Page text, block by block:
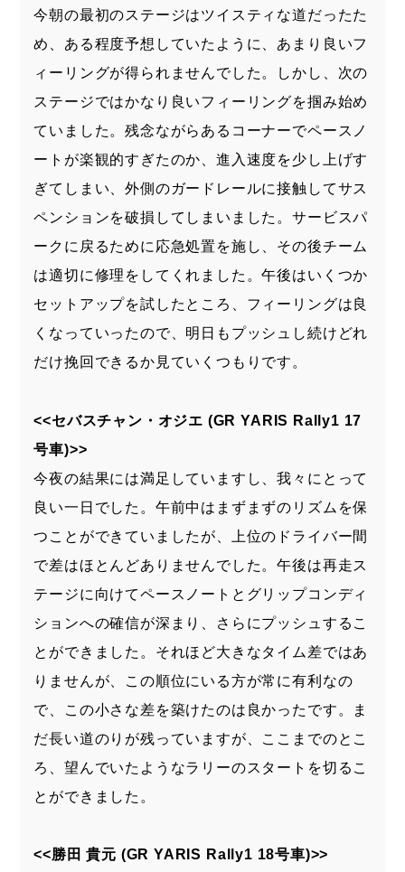
今朝の最初のステージはツイスティな道だったた
め、ある程度予想していたように、あまり良いフ
ィーリングが得られませんでした。しかし、次の
ステージではかなり良いフィーリングを掴み始め
ていました。残念ながらあるコーナーでペースノ
ートが楽観的すぎたのか、進入速度を少し上げす
ぎてしまい、外側のガードレールに接触してサス
ペンションを破損してしまいました。サービスパ
ークに戻るために応急処置を施し、その後チーム
は適切に修理をしてくれました。午後はいくつか
セットアップを試したところ、フィーリングは良
くなっていったので、明日もプッシュし続けどれ
だけ挽回できるか見ていくつもりです。
<<セバスチャン・オジエ (GR YARIS Rally1 17
号車)>>
今夜の結果には満足していますし、我々にとって
良い一日でした。午前中はまずまずのリズムを保
つことができていましたが、上位のドライバー間
で差はほとんどありませんでした。午後は再走ス
テージに向けてペースノートとグリップコンディ
ションへの確信が深まり、さらにプッシュするこ
とができました。それほど大きなタイム差ではあ
りませんが、この順位にいる方が常に有利なの
で、この小さな差を築けたのは良かったです。ま
だ長い道のりが残っていますが、ここまでのとこ
ろ、望んでいたようなラリーのスタートを切るこ
とができました。
<<勝田 貴元 (GR YARIS Rally1 18号車)>>